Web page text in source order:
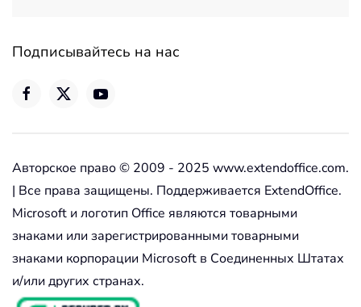
Подписывайтесь на нас
Авторское право © 2009 - 2025 www.extendoffice.com.
| Все права защищены. Поддерживается ExtendOffice.
Microsoft и логотип Office являются товарными
знаками или зарегистрированными товарными
знаками корпорации Microsoft в Соединенных Штатах
и/или других странах.